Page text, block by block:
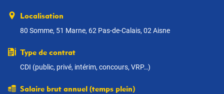
Localisation
80 Somme, 51 Marne, 62 Pas-de-Calais, 02 Aisne
Type de contrat
CDI (public, privé, intérim, concours, VRP…)
Salaire brut annuel (temps plein)